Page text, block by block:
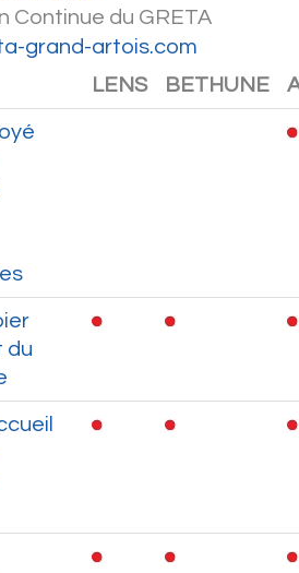
Continue du GRETA
grand-artois.com
LENS
BETHUNE
du